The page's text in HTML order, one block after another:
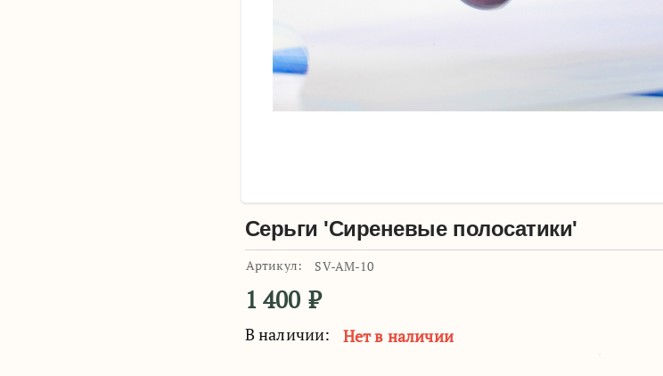
Серьги 'Сиреневые полосатики'
Артикул: SV-AM-10
1 400 ₽
В наличии: Нет в наличии